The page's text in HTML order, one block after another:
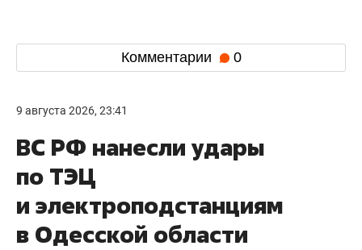
Комментарии 0
9 августа 2026, 23:41
ВС РФ нанесли удары
по ТЭЦ
и электроподстанциям
в Одесской области